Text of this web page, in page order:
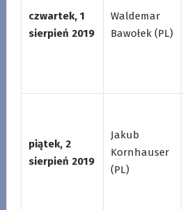
czwartek, 1
sierpień 2019
Waldemar
Bawołek (PL)
piątek, 2
sierpień 2019
Jakub
Kornhauser
(PL)